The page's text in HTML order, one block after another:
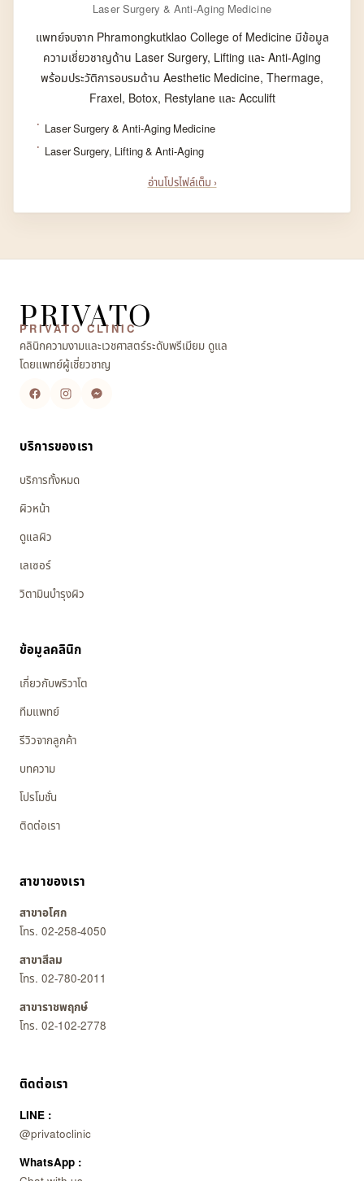
Laser Surgery & Anti-Aging Medicine
แพทย์จบจาก Phramongkutklao College of Medicine มีข้อมูล
ความเชี่ยวชาญด้าน Laser Surgery, Lifting และ Anti-Aging
พร้อมประวัติการอบรมด้าน Aesthetic Medicine, Thermage,
Fraxel, Botox, Restylane และ Acculift
Laser Surgery & Anti-Aging Medicine
Laser Surgery, Lifting & Anti-Aging
อ่านโปรไฟล์เต็ม ›
PRIVATO
PRIVATO CLINIC
คลินิกความงามและเวชศาสตร์ระดับพรีเมียม ดูแล
โดยแพทย์ผู้เชี่ยวชาญ
บริการของเรา
บริการทั้งหมด
ผิวหน้า
ดูแลผิว
เลเซอร์
วิตามินบำรุงผิว
ข้อมูลคลินิก
เกี่ยวกับพริวาโต
ทีมแพทย์
รีวิวจากลูกค้า
บทความ
โปรโมชั่น
ติดต่อเรา
สาขาของเรา
สาขาอโศก
โทร. 02-258-4050
สาขาสีลม
โทร. 02-780-2011
สาขาราชพฤกษ์
โทร. 02-102-2778
ติดต่อเรา
LINE :
@privatoclinic
WhatsApp :